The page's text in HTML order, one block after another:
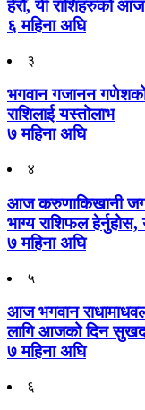
हेरौँ, यी राशिहरुको आज
६ महिना अघि
३
भगवान गजानन गणेशको
राशिलाई यस्तोलाभ
७ महिना अघि
४
आज करुणाकिखानी
भाग्य राशिफल हेर्नुहोस,
७ महिना अघि
५
आज भगवान
लागि आजको दिन
७ महिना अघि
६